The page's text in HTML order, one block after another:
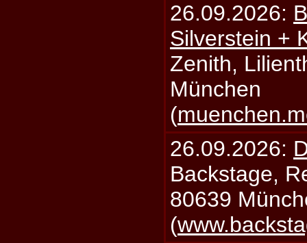
26.09.2026:
Silverstein +
Zenith,
München
(
26.09.2026:
Backstage,
80639
(